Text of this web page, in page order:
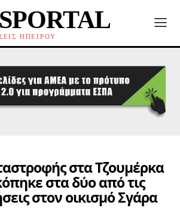
ΗΠΕΙΡΟΥ
στα Τζουμέρκα
στα δύο από τις
στον οικισμό Σγάρα